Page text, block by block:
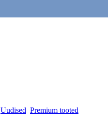
Uudised Premium tooted